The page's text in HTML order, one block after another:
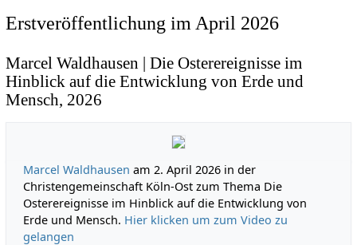
Erstveröffentlichung im April 2026
Marcel Waldhausen | Die Osterereignisse im
Hinblick auf die Entwicklung von Erde und
Mensch, 2026
Marcel Waldhausen am 2. April 2026 in der
Christengemeinschaft Köln-Ost zum Thema Die
Osterereignisse im Hinblick auf die Entwicklung von
Erde und Mensch. Hier klicken um zum Video zu
gelangen